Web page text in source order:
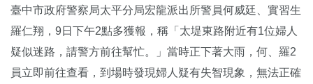
臺中市政府警察局太平分局宏龍派出所警員何威廷、實習生
羅仁翔，9日下午2點多獲報，稱「太堤東路附近有1位婦人
疑似迷路，請警方前往幫忙。」當時正下著大雨，何、羅2
員立即前往查看，到場時發現婦人疑有失智現象，無法正確